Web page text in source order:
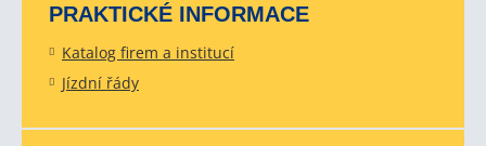
PRAKTICKÉ INFORMACE
Katalog firem a institucí
Jízdní řády